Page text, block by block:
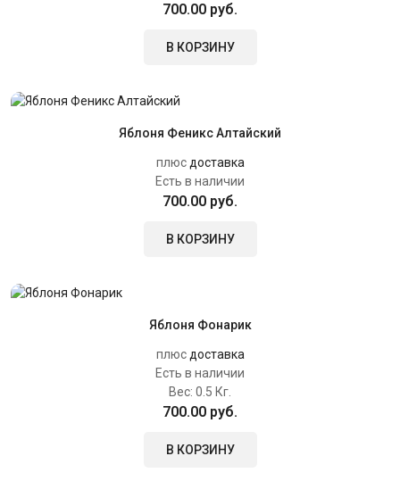
700.00 руб.
В КОРЗИНУ
Яблоня Феникс Алтайский
плюс доставка
Есть в наличии
700.00 руб.
В КОРЗИНУ
Яблоня Фонарик
плюс доставка
Есть в наличии
Вес: 0.5 Кг.
700.00 руб.
В КОРЗИНУ